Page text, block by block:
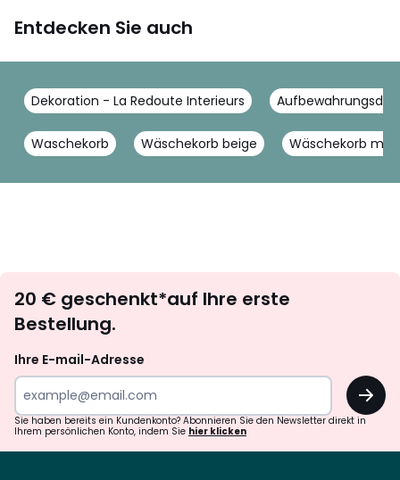
Entdecken Sie auch
Dekoration - La Redoute Interieurs
Waschekorb Wäschekorb beige Wäschekorb
abonnieren
20 € geschenkt*auf Ihre erste
Bestellung.
Ihre E-mail-Adresse
OK
Sie haben bereits ein Kundenkonto? Abonnieren Sie den Newsletter direkt in
Ihrem persönlichen Konto, indem Sie hier klicken